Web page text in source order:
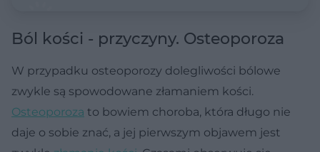
Ból kości - przyczyny. Osteoporoza
W przypadku osteoporozy dolegliwości bólowe
zwykle są spowodowane złamaniem kości.
Osteoporoza to bowiem choroba, która długo nie
daje o sobie znać, a jej pierwszym objawem jest